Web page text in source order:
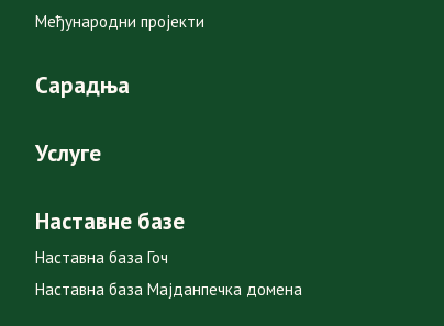
Међународни пројекти
Сарадња
Услуге
Наставне базе
Наставна база Гоч
Наставна база Мајданпечка домена